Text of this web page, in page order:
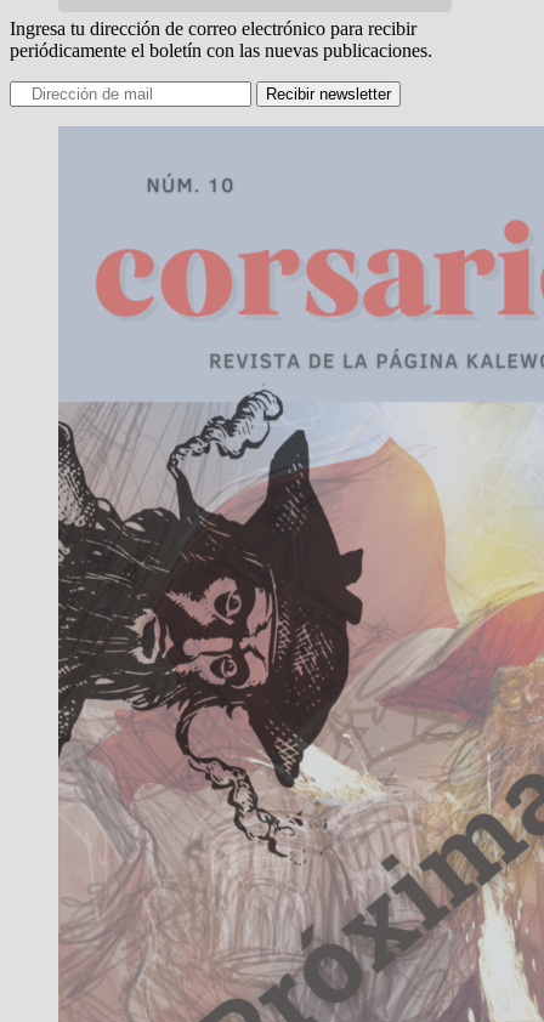
Ingresa tu dirección de correo electrónico para recibir
periódicamente el boletín con las nuevas publicaciones.
Recibir newsletter